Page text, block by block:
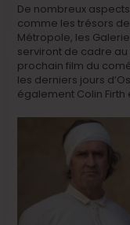
De nombreux
comme les trésors
Métropole, les
serviront de cadre
prochain film du
les derniers jours
également Colin Firth